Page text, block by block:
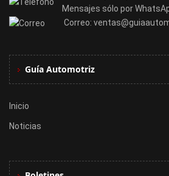
Mensajes sólo por
Correo:
Guía Automotriz
Inicio
Noticias